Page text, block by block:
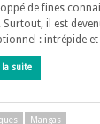
de fines
il est
: intrépide
la suite
Mangas